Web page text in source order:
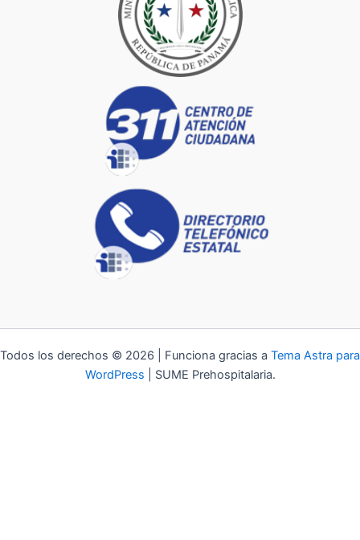
Todos los derechos © 2026 | Funciona gracias a Tema Astra para
WordPress | SUME Prehospitalaria.